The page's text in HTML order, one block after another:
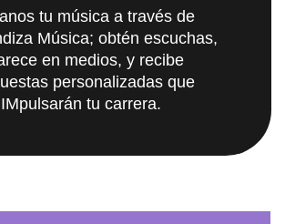
tu música a través de
Música; obtén escuchas,
en medios, y recibe
personalizadas que
IMpulsarán tu carrera.